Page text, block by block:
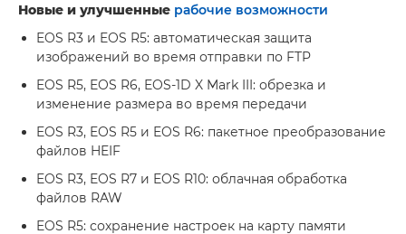
Новые и улучшенные рабочие возможности
EOS R3 и EOS R5: автоматическая защита
изображений во время отправки по FTP
EOS R5, EOS R6, EOS-1D X Mark III: обрезка и
изменение размера во время передачи
EOS R3, EOS R5 и EOS R6: пакетное преобразование
файлов HEIF
EOS R3, EOS R7 и EOS R10: облачная обработка
файлов RAW
EOS R5: сохранение настроек на карту памяти